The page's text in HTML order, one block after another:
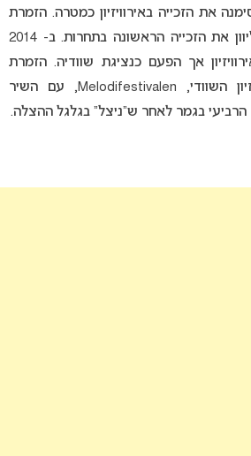
את הזכייה באירוויזיון כמטרה. הזמרת
היווניה הצליחה להביא ליוון את הזכייה הראשונה בתחרות. ב- 2014
אך הפעם כנציגת שוודיה. הזמרת
התמודדה בקדם אירוויזיון השוודי, Melodifestivalen, עם השיר
בגמר לאחר ש”ניצל” בגלגל ההצלה.